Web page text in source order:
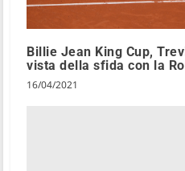
Billie Jean King Cup,
vista della sfida con la
16/04/2021